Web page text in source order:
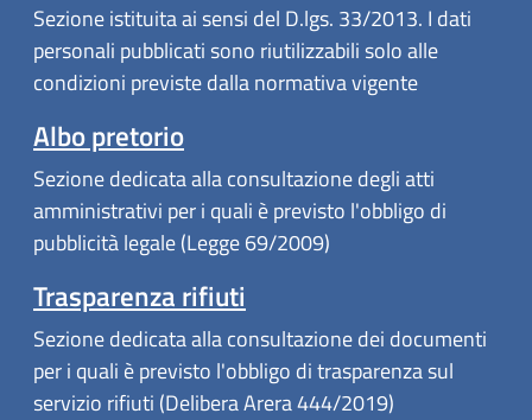
Sezione istituita ai sensi del D.lgs. 33/2013. I dati
personali pubblicati sono riutilizzabili solo alle
condizioni previste dalla normativa vigente
Albo pretorio
Sezione dedicata alla consultazione degli atti
amministrativi per i quali è previsto l'obbligo di
pubblicità legale (Legge 69/2009)
Trasparenza rifiuti
Sezione dedicata alla consultazione dei documenti
per i quali è previsto l'obbligo di trasparenza sul
servizio rifiuti (Delibera Arera 444/2019)